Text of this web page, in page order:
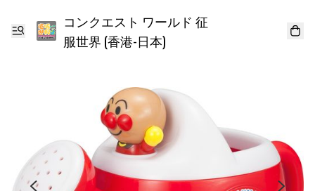
コンクエスト ワールド 征
服世界 (香港-日本)